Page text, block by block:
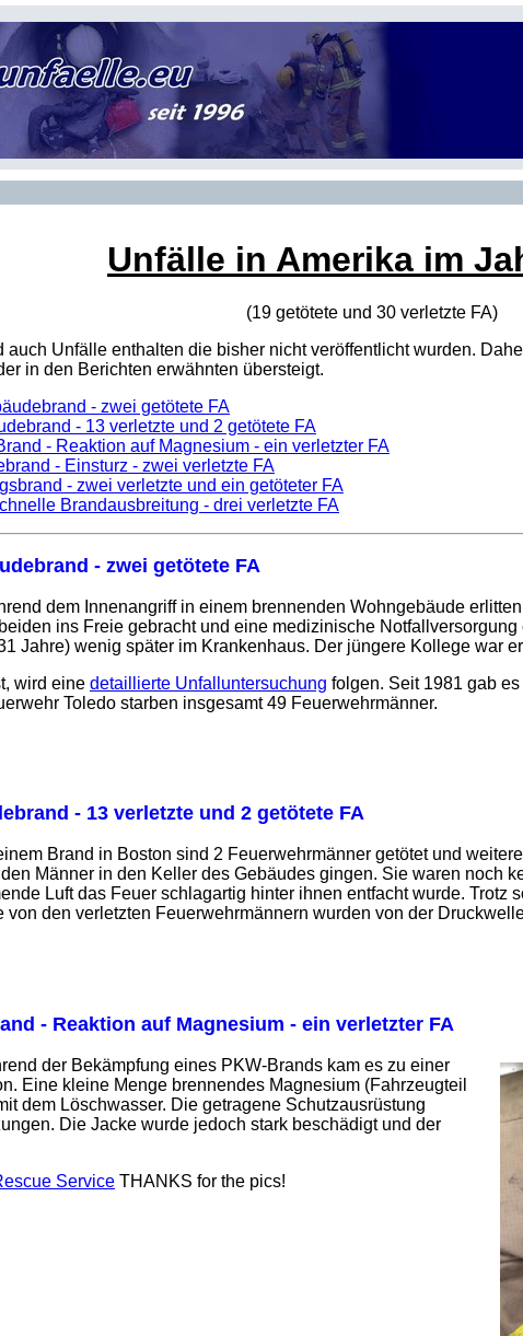
Unfälle in Amerika im
(19 getötete und 30 verletzte FA)
auch Unfälle enthalten die bisher nicht veröffentlicht wurden.
in den Berichten erwähnten übersteigt.
- zwei getötete FA
- 13 verletzte und 2 getötete FA
- Reaktion auf Magnesium - ein verletzter FA
- Einsturz - zwei verletzte FA
- zwei verletzte und ein getöteter FA
Brandausbreitung - drei verletzte FA
- zwei getötete FA
dem Innenangriff in einem brennenden Wohngebäude
ins Freie gebracht und eine medizinische
Jahre) wenig später im Krankenhaus. Der jüngere Kollege war
wird eine detaillierte Unfalluntersuchung folgen. Seit 1981 gab
Toledo starben insgesamt 49 Feuerwehrmänner.
- 13 verletzte und 2 getötete FA
Brand in Boston sind 2 Feuerwehrmänner getötet und
Männer in den Keller des Gebäudes gingen. Sie waren noch
Luft das Feuer schlagartig hinter ihnen entfacht wurde. Trotz
von den verletzten Feuerwehrmännern wurden von der
- Reaktion auf Magnesium - ein verletzter FA
der Bekämpfung eines PKW-Brands kam es zu einer
Eine kleine Menge brennendes Magnesium (Fahrzeugteil
dem Löschwasser. Die getragene Schutzausrüstung
Die Jacke wurde jedoch stark beschädigt und der
Service THANKS for the pics!